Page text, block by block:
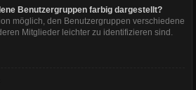
Benutzergruppen farbig dargestellt?
möglich, den Benutzergruppen verschiedene
Mitglieder leichter zu identifizieren sind.